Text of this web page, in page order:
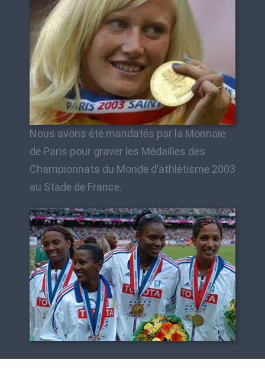
Nous avons été mandatés par la Monnaie
de Paris pour graver les Médailles des
Championnats du Monde d’athlétisme 2003
au Stade de France.